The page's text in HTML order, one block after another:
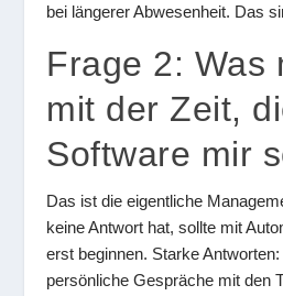
bei längerer Abwesenheit. Das
Frage 2: Was
mit der Zeit,
Software mir
Das ist die eigentliche
keine Antwort hat, sollte mit
erst beginnen. Starke
persönliche Gespräche mit den